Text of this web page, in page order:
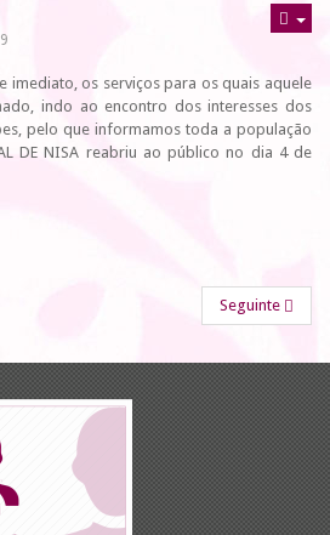
imediato, os serviços para os quais aquele
indo ao encontro dos interesses dos
pelo que informamos toda a população
DE NISA reabriu ao público no dia 4 de
Seguinte